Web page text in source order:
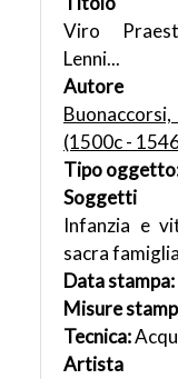
Viro
Lenni...
Autore
(1500c -
Tipo
Soggetti
Infanzia e
sacra
Data stampa:
Misure
Tecnica:
Artista